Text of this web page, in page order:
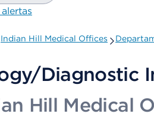
Indian Hill Medical Offices
Diagnostic
Hill Medical